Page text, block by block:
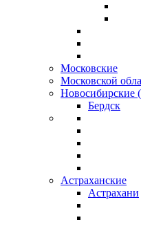
Московские
Московской
Новосибирские
Бердск
Астраханские
Астрахани